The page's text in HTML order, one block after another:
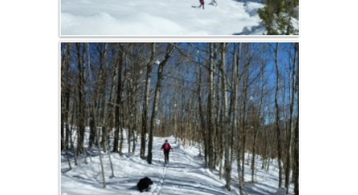
activities
Bicycle touring
Mountain Bike
Climbing, Via
Corda, Canyon,
Speleology
Baignade,
Canoë, Aviron